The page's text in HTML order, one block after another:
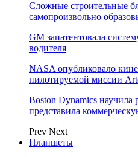
Сложные строительные
самопроизвольно
GM запатентовала
водителя
NASA опубликовало
пилотируемой миссии
Boston Dynamics научила
представила
Prev Next
Планшеты